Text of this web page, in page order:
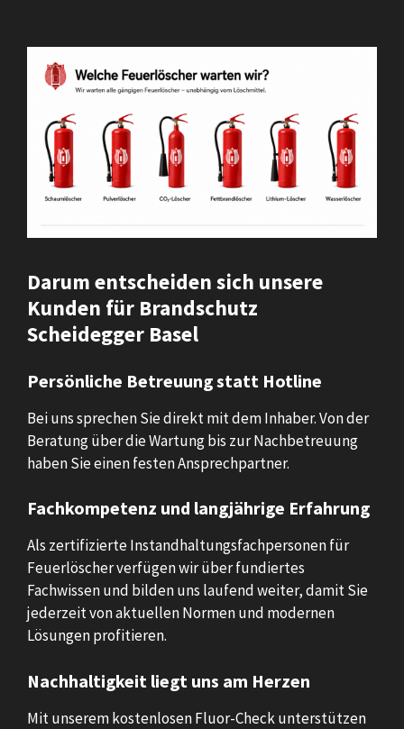
Darum entscheiden sich unsere
Kunden für Brandschutz
Scheidegger Basel
Persönliche Betreuung statt Hotline
Bei uns sprechen Sie direkt mit dem Inhaber. Von der
Beratung über die Wartung bis zur Nachbetreuung
haben Sie einen festen Ansprechpartner.
Fachkompetenz und langjährige Erfahrung
Als zertifizierte Instandhaltungsfachpersonen für
Feuerlöscher verfügen wir über fundiertes
Fachwissen und bilden uns laufend weiter, damit Sie
jederzeit von aktuellen Normen und modernen
Lösungen profitieren.
Nachhaltigkeit liegt uns am Herzen
Mit unserem kostenlosen Fluor-Check unterstützen